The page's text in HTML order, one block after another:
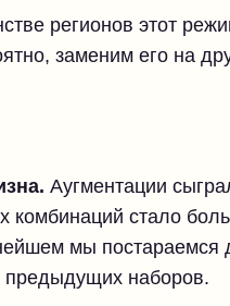
регионов этот
заменим его на
Аугментации
комбинаций стало
мы постараемся
предыдущих наборов.